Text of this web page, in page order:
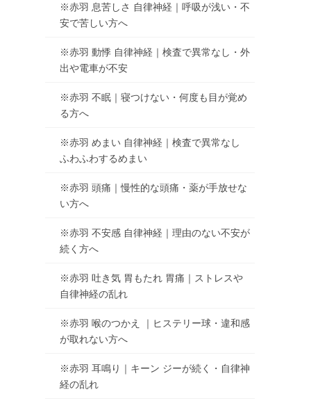
※赤羽 息苦しさ 自律神経｜呼吸が浅い・不
安で苦しい方へ
※赤羽 動悸 自律神経｜検査で異常なし・外
出や電車が不安
※赤羽 不眠｜寝つけない・何度も目が覚め
る方へ
※赤羽 めまい 自律神経｜検査で異常なし
ふわふわするめまい
※赤羽 頭痛｜慢性的な頭痛・薬が手放せな
い方へ
※赤羽 不安感 自律神経｜理由のない不安が
続く方へ
※赤羽 吐き気 胃もたれ 胃痛｜ストレスや
自律神経の乱れ
※赤羽 喉のつかえ ｜ヒステリー球・違和感
が取れない方へ
※赤羽 耳鳴り｜キーン ジーが続く・自律神
経の乱れ